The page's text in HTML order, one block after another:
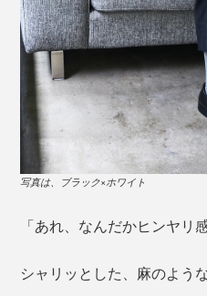
写真は、ブラック×ホワイト
「あれ、なんだかヒンヤリ
シャリッとした、麻のよう